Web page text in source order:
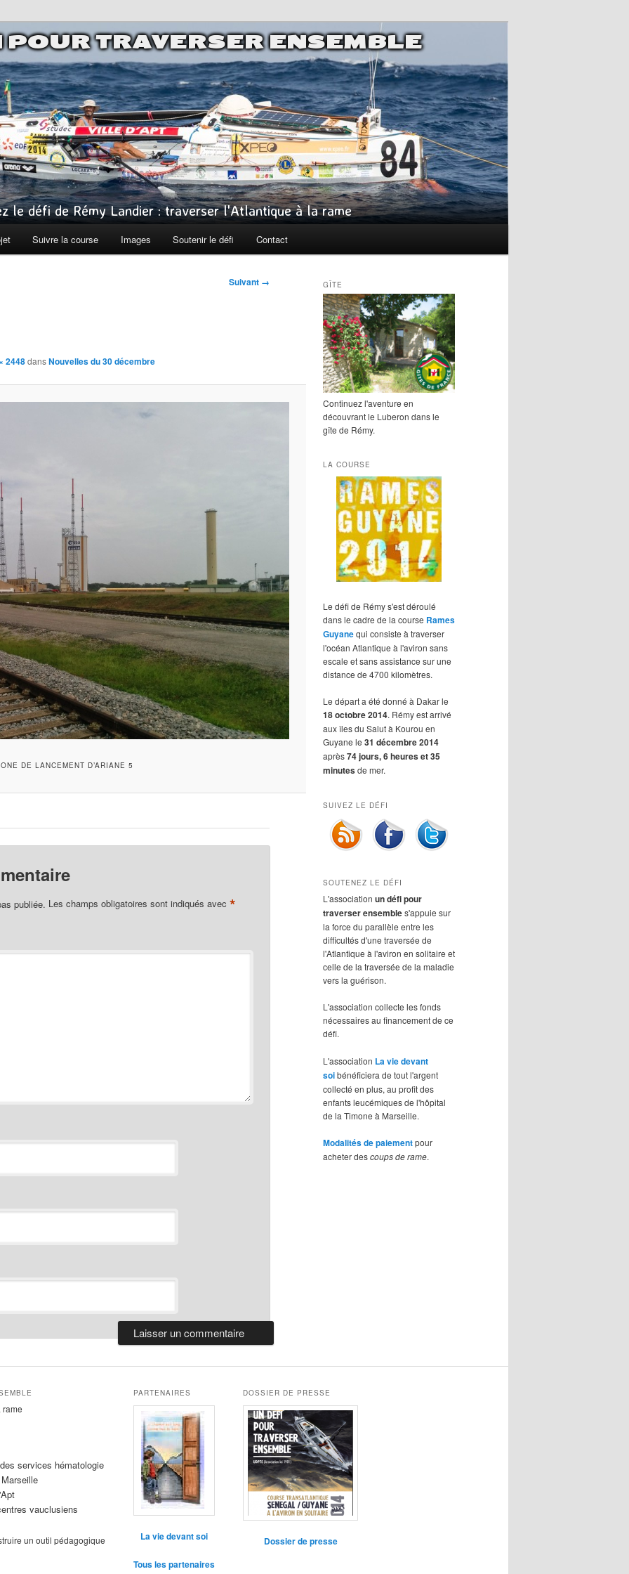
POUR TRAVERSER ENSEMBLE
le défi de Rémy Landier : traverser l'Atlantique à la rame
Suivre la course Images Soutenir le défi Contact
Suivant →
2448dansNouvelles du 30 décembre
DE LANCEMENT D’ARIANE 5
publiée. Les champs obligatoires sont indiqués avec*
GÎTE
Continuez l'aventure en
découvrant le Luberon dans le
gîte de Rémy.
LA COURSE
Le défi de Rémy s'est déroulé
dans le cadre de la course Rames
Guyanequi consiste à traverser
l'océan Atlantique à l'aviron sans
escale et sans assistance sur une
distance de 4700 kilomètres.
Le départ a été donné à Dakar le
18 octobre 2014. Rémy est arrivé
aux îles du Salut à Kourou en
Guyane le 31 décembre 2014
après74 jours, 6 heures et 35
minutesde mer.
SUIVEZ LE DÉFI
SOUTENEZ LE DÉFI
L'association un défi pour
traverser ensembles'appuie sur
la force du parallèle entre les
difficultés d'une traversée de
l'Atlantique à l'aviron en solitaire et
celle de la traversée de la maladie
vers la guérison.
L'association collecte les fonds
nécessaires au financement de ce
défi.
L'association La vie devant
soibénéficiera de tout l'argent
collecté en plus, au profit des
enfants leucémiques de l'hôpital
de la Timone à Marseille.
Modalités de paiementpour
acheter descoups de rame.
rame
services hématologie
vauclusiens
un outil pédagogique
PARTENAIRES
La vie devant soi
Tous les partenaires
DOSSIER DE PRESSE
Dossier de presse